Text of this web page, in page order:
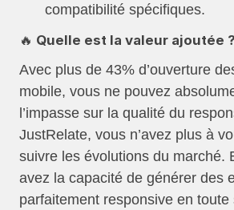
compatibilité spécifiques.
🔥 Quelle est la valeur ajoutée ?
Avec plus de 43% d’ouverture
mobile, vous ne pouvez
l’impasse sur la qualité du
JustRelate, vous n’avez plus à
suivre les évolutions du marché.
avez la capacité de générer des
parfaitement responsive en toute